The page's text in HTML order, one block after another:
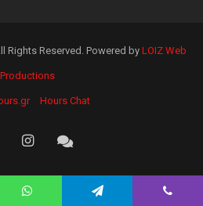
Rights Reserved. Powered by LOIZ Web
Productions
Hours Chat
FacebookInstagramHours
Chat